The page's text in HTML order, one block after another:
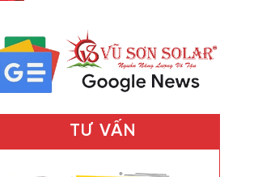
TƯ VẤN